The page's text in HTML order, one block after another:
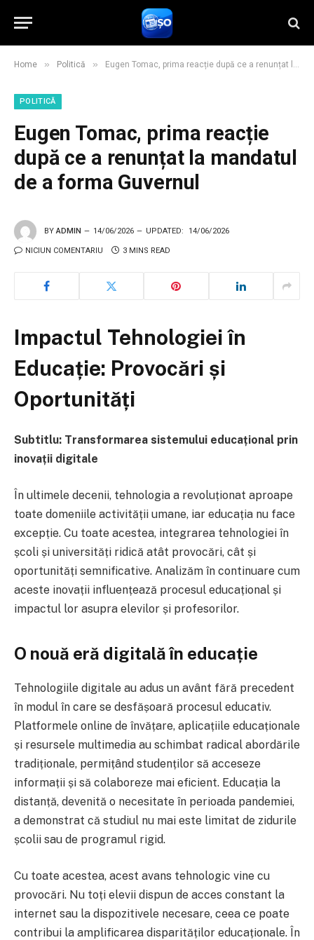
Home » Politică » Eugen Tomac, prima reacție după ce a renunțat la mandatul de a forma Guvernul
POLITICĂ
Eugen Tomac, prima reacție
după ce a renunțat la mandatul
de a forma Guvernul
BY ADMIN 14/06/2026 UPDATED: 14/06/2026
NICIUN COMENTARIU 3 MINS READ
Impactul Tehnologiei în
Educație: Provocări și
Oportunități
Subtitlu: Transformarea sistemului educațional prin
inovații digitale
În ultimele decenii, tehnologia a revoluționat aproape
toate domeniile activității umane, iar educația nu face
excepție. Cu toate acestea, integrarea tehnologiei în
școli și universități ridică atât provocări, cât și
oportunități semnificative. Analizăm în continuare cum
aceste inovații influențează procesul educațional și
impactul lor asupra elevilor și profesorilor.
O nouă eră digitală în educație
Tehnologiile digitale au adus un avânt fără precedent
în modul în care se desfășoară procesul educativ.
Platformele online de învățare, aplicațiile educaționale
și resursele multimedia au schimbat radical abordările
tradiționale, permițând studenților să acceseze
informații și să colaboreze mai eficient. Educația la
distanță, devenită o necesitate în perioada pandemiei,
a demonstrat că studiul nu mai este limitat de zidurile
școlii sau de programul rigid.
Cu toate acestea, acest avans tehnologic vine cu
provocări. Nu toți elevii dispun de acces constant la
internet sau la dispozitivele necesare, ceea ce poate
contribui la amplificarea disparităților educaționale. În